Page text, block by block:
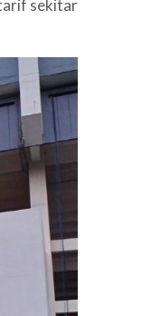
sekitar